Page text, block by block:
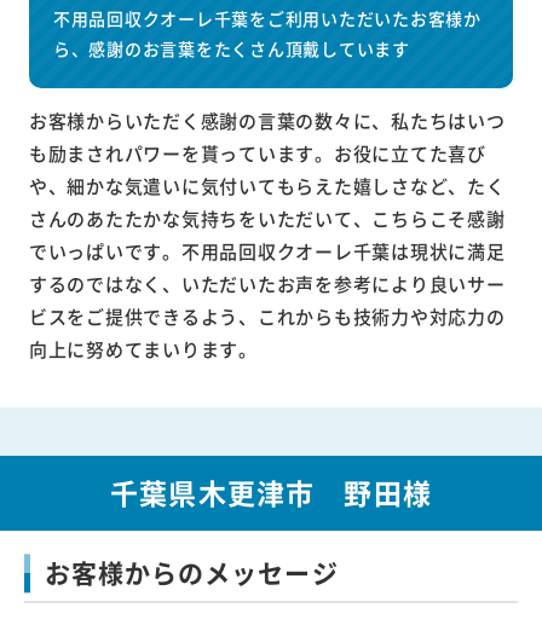
不用品回収クオーレ千葉をご利用いただいたお客様か
ら、感謝のお言葉をたくさん頂戴しています
お客様からいただく感謝の言葉の数々に、私たちはいつ
も励まされパワーを貰っています。お役に立てた喜び
や、細かな気遣いに気付いてもらえた嬉しさなど、たく
さんのあたたかな気持ちをいただいて、こちらこそ感謝
でいっぱいです。不用品回収クオーレ千葉は現状に満足
するのではなく、いただいたお声を参考により良いサー
ビスをご提供できるよう、これからも技術力や対応力の
向上に努めてまいります。
千葉県木更津市 野田様
お客様からのメッセージ